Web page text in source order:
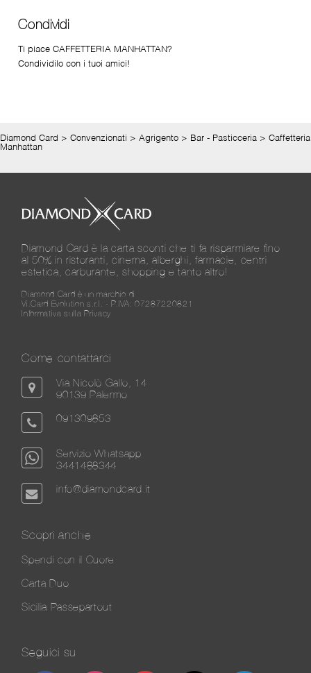
Condividi
Ti piace CAFFETTERIA MANHATTAN?
Condividilo con i tuoi amici!
Diamond Card > Convenzionati > Agrigento > Bar - Pasticceria > Caffetteria
Manhattan
Diamond Card è la carta sconti che ti fa risparmiare fino
al 50% in ristoranti, cinema, alberghi, farmacie, centri
estetica, carburante, shopping e tanto altro!
Diamond Card è un marchio di
Vi.Card Evolution s.r.l. - P.IVA: 07287220821
Informativa sulla Privacy
Come contattarci
Via Nicolò Gallo, 14
90139 Palermo
091309853
Servizio Whatsapp
3441488344
info@diamondcard.it
Scopri anche
Spendi con il Cuore
Carta Duo
Sicilia Passepartout
Seguici su